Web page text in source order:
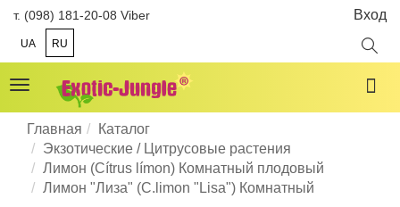
т. (098) 181-20-08 Viber
UA RU
Вход
Toggle
navigation
Главная
Каталог
Экзотические / Цитрусовые растения
Лимон (Cítrus límon) Комнатный плодовый
Лимон "Лиза" (C.limon "Lisa") Комнатный